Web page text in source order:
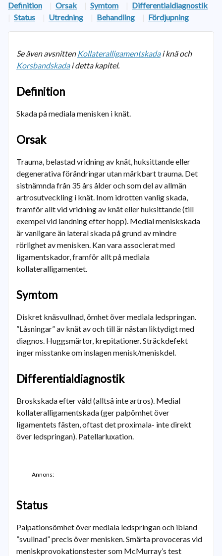
Definition | Orsak | Symtom | Differentialdiagnostik
| Status | Utredning | Behandling | Fördjupning
Se även avsnitten Kollateralligamentskadai knä och
Korsbandskadai detta kapitel.
Definition
Skada på mediala menisken i knät.
Orsak
Trauma, belastad vridning av knät, huksittande eller
degenerativa förändringar utan märkbart trauma. Det
sistnämnda från 35 års ålder och som del av allmän
artrosutveckling i knät. Inom idrotten vanlig skada,
framför allt vid vridning av knät eller huksittande (till
exempel vid landning efter hopp). Medial meniskskada
är vanligare än lateral skada på grund av mindre
rörlighet av menisken. Kan vara associerat med
ligamentskador, framför allt på mediala
kollateralligamentet.
Symtom
Diskret knäsvullnad, ömhet över mediala ledspringan.
”Låsningar” av knät av och till är nästan liktydigt med
diagnos. Huggsmärtor, krepitationer. Sträckdefekt
inger misstanke om inslagen menisk/meniskdel.
Differentialdiagnostik
Broskskada efter våld (alltså inte artros). Medial
kollateralligamentskada (ger palpömhet över
ligamentets fästen, oftast det proximala- inte direkt
över ledspringan). Patellarluxation.
Annons:
Status
Palpationsömhet över mediala ledspringan och ibland
”svullnad” precis över menisken. Smärta provoceras vid
meniskprovokationstester som McMurray’s test